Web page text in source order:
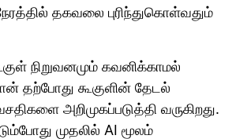
தகவலை புரிந்துகொள்வதும்
நிறுவனமும் கவனிக்காமல்
தற்போது கூகுளின் தேடல்
அறிமுகப்படுத்தி வருகிறது.
முதலில் AI மூலம்